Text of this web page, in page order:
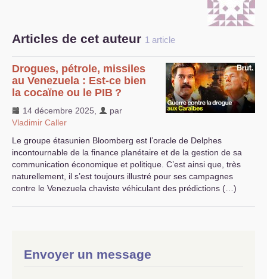
Vie du site
Articles de cet auteur 1 article
Drogues, pétrole, missiles
au Venezuela : Est-ce bien
la cocaïne ou le PIB ?
14 décembre 2025
par
Vladimir Caller
Le groupe étasunien Bloomberg est l’oracle de Delphes
incontournable de la finance planétaire et de la gestion de sa
communication économique et politique. C’est ainsi que, très
naturellement, il s’est toujours illustré pour ses campagnes
contre le Venezuela chaviste véhiculant des prédictions (…)
Envoyer un message